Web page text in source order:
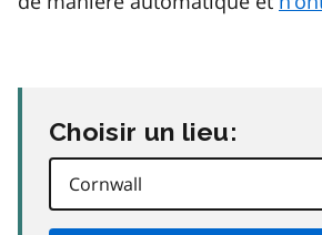
Choisir un lieu: